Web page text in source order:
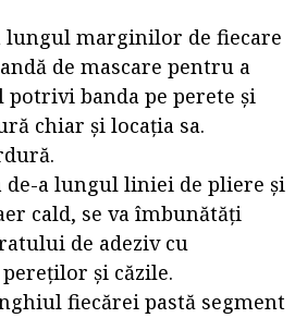
lungul marginilor de fiecare
de mascare pentru a
potrivi banda pe perete și
chiar și locația sa.
de-a lungul liniei de pliere și
cald, se va îmbunătăți
de adeziv cu
și căzile.
fiecărei pastă segment